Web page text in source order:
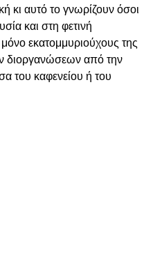
κι αυτό το γνωρίζουν όσοι
και στη φετινή
εκατομμυριούχους της
διοργανώσεων από την
του καφενείου ή του